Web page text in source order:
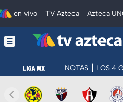
en vivo TV Azteca Azteca
NOTAS LOS 4